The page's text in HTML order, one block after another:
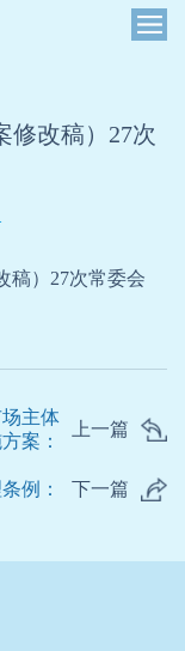
修改稿）27次
稿）27次常委会
主体
案：
上一篇
例： 下一篇